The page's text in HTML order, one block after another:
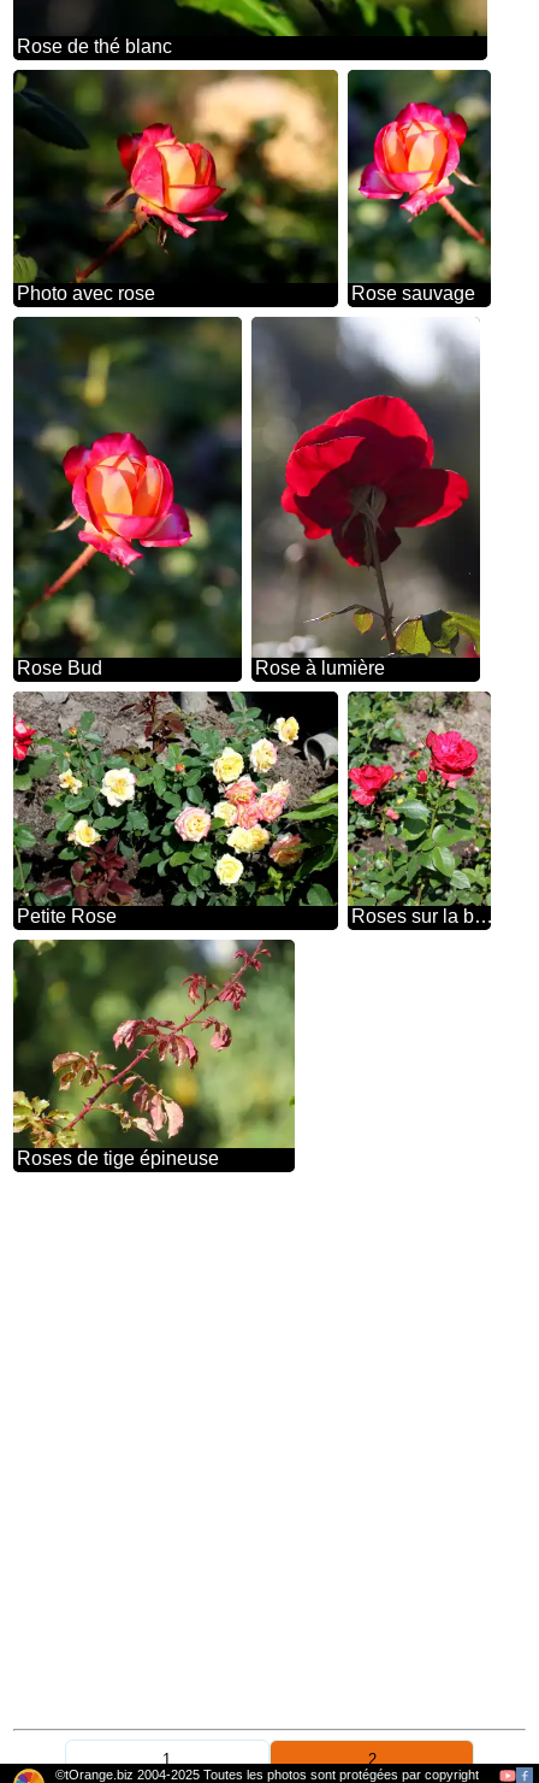
Rose de thé blanc
Photo avec rose Rose sauvage
Rose Bud Rose à lumière
Petite Rose Roses sur la brousse
Roses de tige épineuse
1 2
©tOrange.biz 2004-2025 Toutes les photos sont protégées par copyright